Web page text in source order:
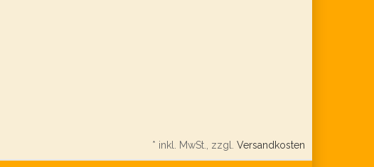
* inkl. MwSt., zzgl. Versandkosten